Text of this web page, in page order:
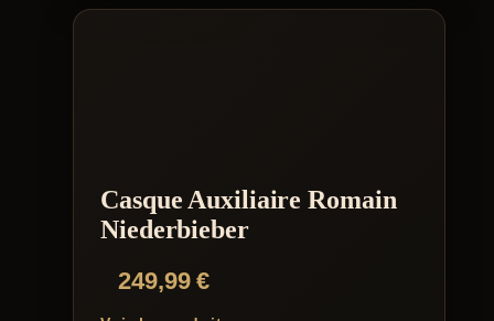
Casque Auxiliaire Romain
Niederbieber
249,99€